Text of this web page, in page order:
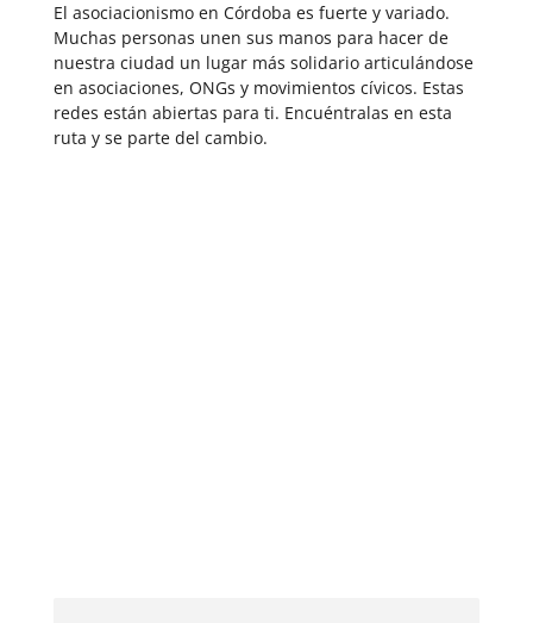
El asociacionismo en Córdoba es fuerte y variado.
Muchas personas unen sus manos para hacer de
nuestra ciudad un lugar más solidario articulándose
en asociaciones, ONGs y movimientos cívicos. Estas
redes están abiertas para ti. Encuéntralas en esta
ruta y se parte del cambio.